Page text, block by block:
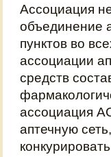
Ассоциация
объединение
пунктов во
ассоциации
средств
ассоциация
аптечную